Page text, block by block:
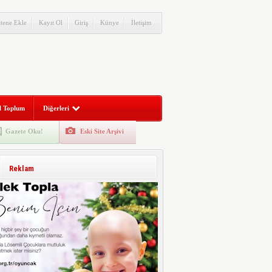
Ekle Kayıt Ol Giriş Künye İletişim
Toplum Diğerleri
Gazete Oku! Eski Site Arşivi
Reklam